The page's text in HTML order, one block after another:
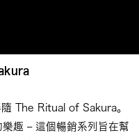
The Ritual of Sakura。
趣 – 這個暢銷系列旨在幫